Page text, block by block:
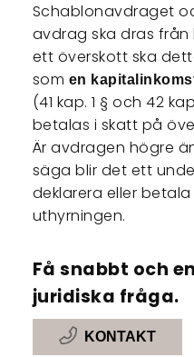
Schablonavdraget
avdrag ska dras från
ett överskott ska
som en
(41 kap. 1 § och 42
betalas i skatt på
Är avdragen högre
säga blir det ett
deklarera eller
uthyrningen.
Få snabbt och
juridiska fråga.
KONTAKT